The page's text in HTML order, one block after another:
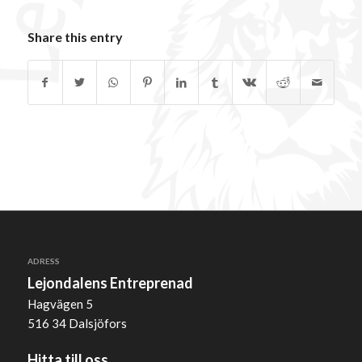
Share this entry
ADRESS
Lejondalens Entreprenad
Hagvägen 5
516 34 Dalsjöfors